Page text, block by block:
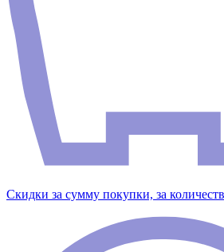
Скидки за сумму покупки, за